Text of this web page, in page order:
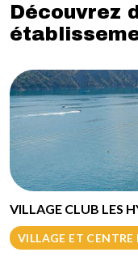
Découvrez
VILLAGE CLUB LES
VILLAGE ET CENTRE